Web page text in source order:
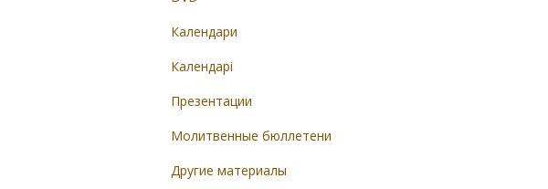
Календари
Календарі
Презентации
Молитвенные бюллетени
Другие материалы